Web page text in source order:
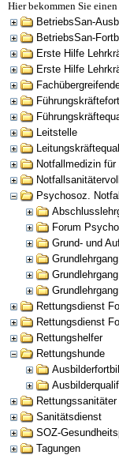
Hier bekommen Sie
BetriebsSan-
BetriebsSan-
Erste Hilfe
Erste Hilfe
Leitstelle
Notfallmedizin für
Psychosoz.
Forum
Grund- und
Rettungsdienst
Rettungsdienst
Rettungshelfer
Rettungshunde
Rettungssanitäter
Sanitätsdienst
SOZ-
Tagungen